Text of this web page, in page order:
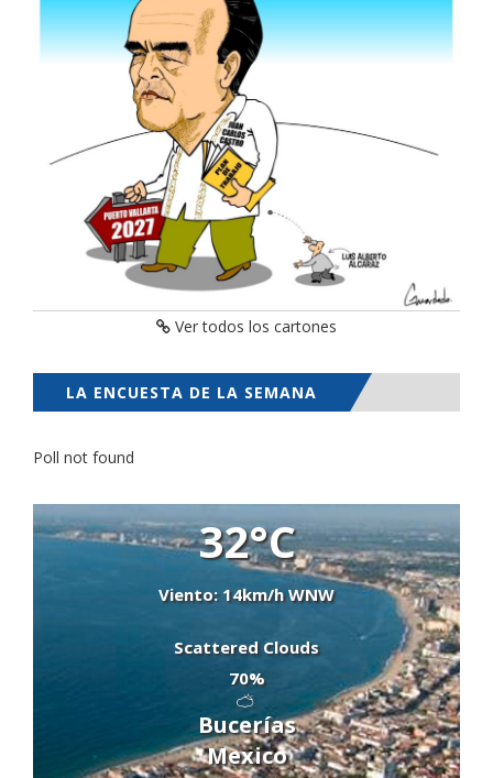
Ver todos los cartones
LA ENCUESTA DE LA SEMANA
Poll not found
32°C
Viento: 14km/h WNW
Scattered Clouds
70%
Bucerías
Mexico